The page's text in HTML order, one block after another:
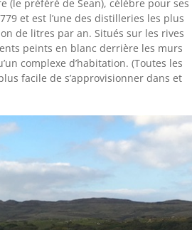
(le préféré de Sean), célèbre pour ses
et est l’une des distilleries les plus
de litres par an. Situés sur les rives
peints en blanc derrière les murs
complexe d’habitation. (Toutes les
facile de s’approvisionner dans et